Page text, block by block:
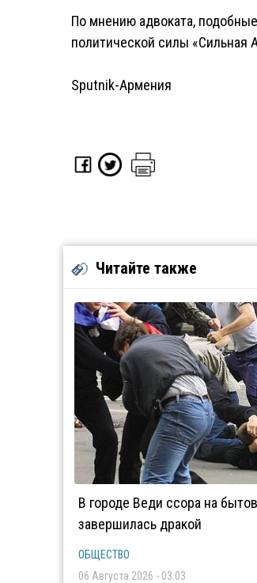
По мнению адвоката,
политической силы «Сильная
Sputnik-Армения
Читайте также
В городе Веди ссора на
завершилась дракой
ОБЩЕСТВО
06 Августа 2026 - 03:03